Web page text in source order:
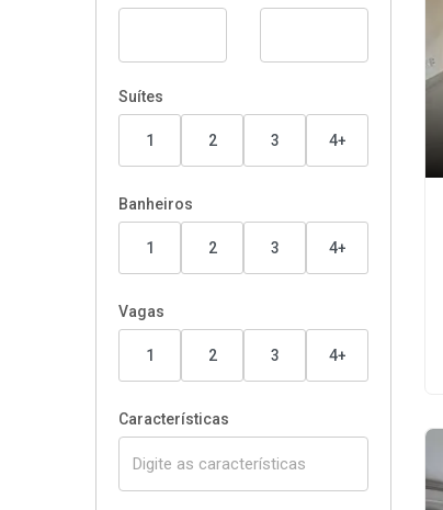
Suítes
1 2 3 4+
Banheiros
1 2 3 4+
Vagas
1 2 3 4+
Características